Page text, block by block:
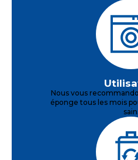
Nous vous
éponge tous les mois
sain.